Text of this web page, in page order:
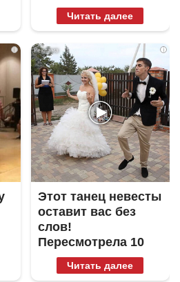
Читать далее
i i
Этот танец невесты
оставит вас без
слов!
Пересмотрела 10
раз
Читать далее